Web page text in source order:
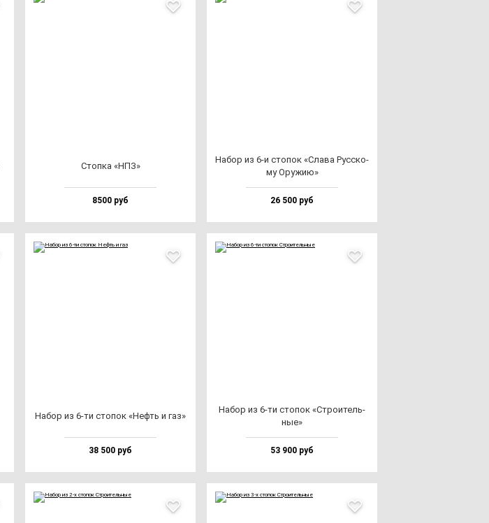
Стоп­ка «НПЗ»
8500 руб
Набор из 6-и сто­пок «Сла­ва Рус­ско­
му Ору­жию»
26 500 руб
Набор из 6-ти сто­пок «Нефть и газ»
38 500 руб
Набор из 6-ти сто­пок «Стро­итель­
ные»
53 900 руб